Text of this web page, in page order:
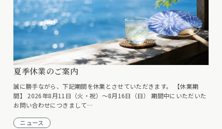
夏季休業のご案内
誠に勝手ながら、下記期間を休業とさせていただきます。 【休業期
間】 2026年8月11日（火・祝）～8月16日（日） 期間中にいただいた
お問い合わせにつきまして…
ニュース